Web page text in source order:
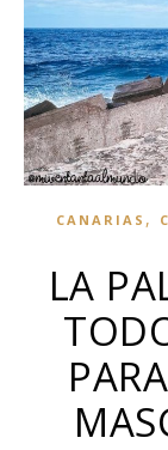
CANARIAS ,
LA